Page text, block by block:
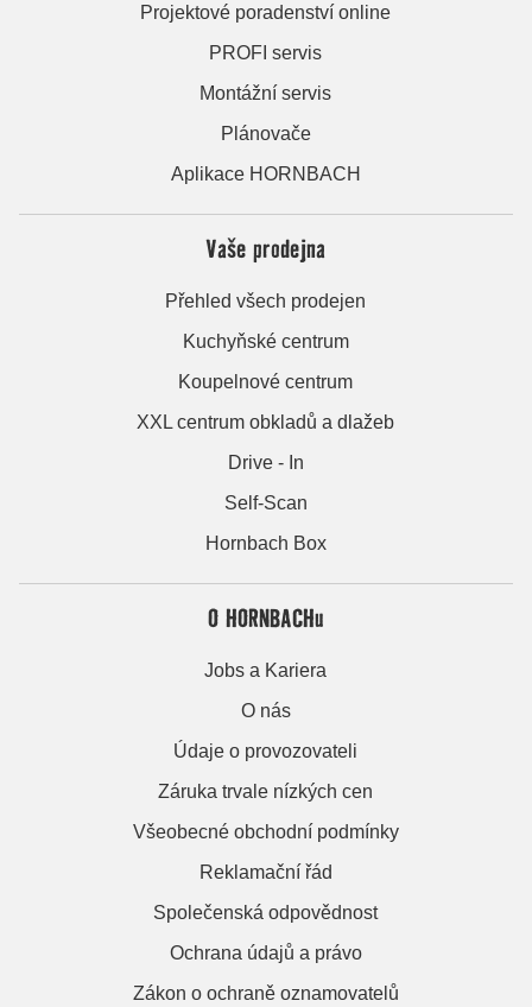
Projektové poradenství online
PROFI servis
Montážní servis
Plánovače
Aplikace HORNBACH
Vaše prodejna
Přehled všech prodejen
Kuchyňské centrum
Koupelnové centrum
XXL centrum obkladů a dlažeb
Drive - In
Self-Scan
Hornbach Box
O HORNBACHu
Jobs a Kariera
O nás
Údaje o provozovateli
Záruka trvale nízkých cen
Všeobecné obchodní podmínky
Reklamační řád
Společenská odpovědnost
Ochrana údajů a právo
Zákon o ochraně oznamovatelů